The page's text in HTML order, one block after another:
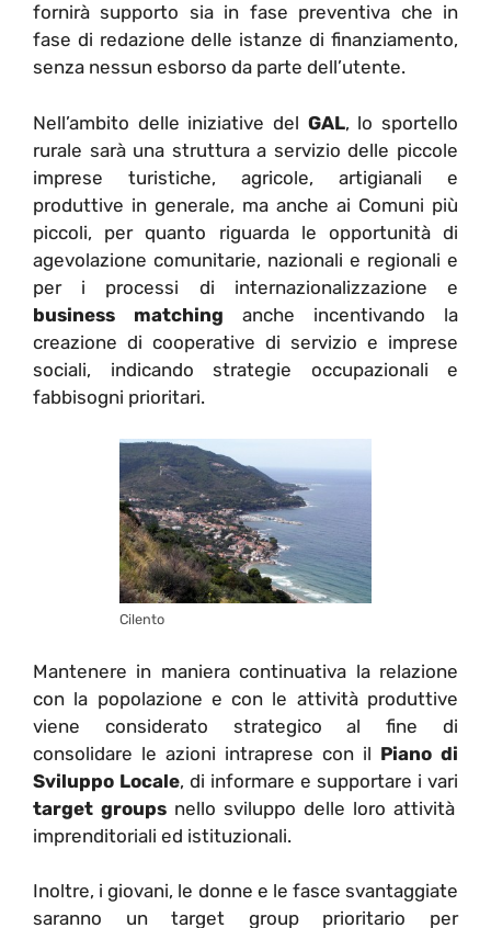
fornirà supporto sia in fase preventiva che in
fase di redazione delle istanze di finanziamento,
senza nessun esborso da parte dell’utente.
Nell’ambito delle iniziative del GAL, lo sportello
rurale sarà una struttura a servizio delle piccole
imprese turistiche, agricole, artigianali e
produttive in generale, ma anche ai Comuni più
piccoli, per quanto riguarda le opportunità di
agevolazione comunitarie, nazionali e regionali e
per i processi di internazionalizzazione e
business matching anche incentivando la
creazione di cooperative di servizio e imprese
sociali, indicando strategie occupazionali e
fabbisogni prioritari.
Cilento
Mantenere in maniera continuativa la relazione
con la popolazione e con le attività produttive
viene considerato strategico al fine di
consolidare le azioni intraprese con il Piano di
Sviluppo Locale, di informare e supportare i vari
target groups nello sviluppo delle loro attività
imprenditoriali ed istituzionali.
Inoltre, i giovani, le donne e le fasce svantaggiate
saranno un target group prioritario per